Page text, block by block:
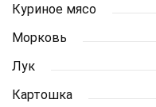
Куриное мясо
Морковь
Лук
Картошка